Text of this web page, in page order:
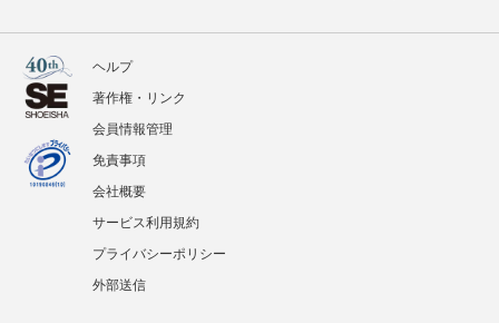
ヘルプ
著作権・リンク
会員情報管理
免責事項
会社概要
サービス利用規約
プライバシーポリシー
外部送信